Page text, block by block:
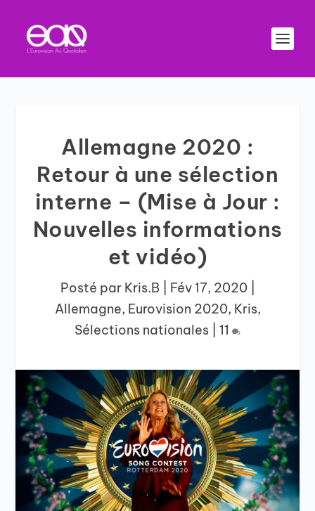
Allemagne 2020 :
Retour à une sélection
interne – (Mise à Jour :
Nouvelles informations
et vidéo)
Posté par Kris.B Fév 17, 2020|
Allemagne, Eurovision 2020, Kris,
Sélections nationales
11